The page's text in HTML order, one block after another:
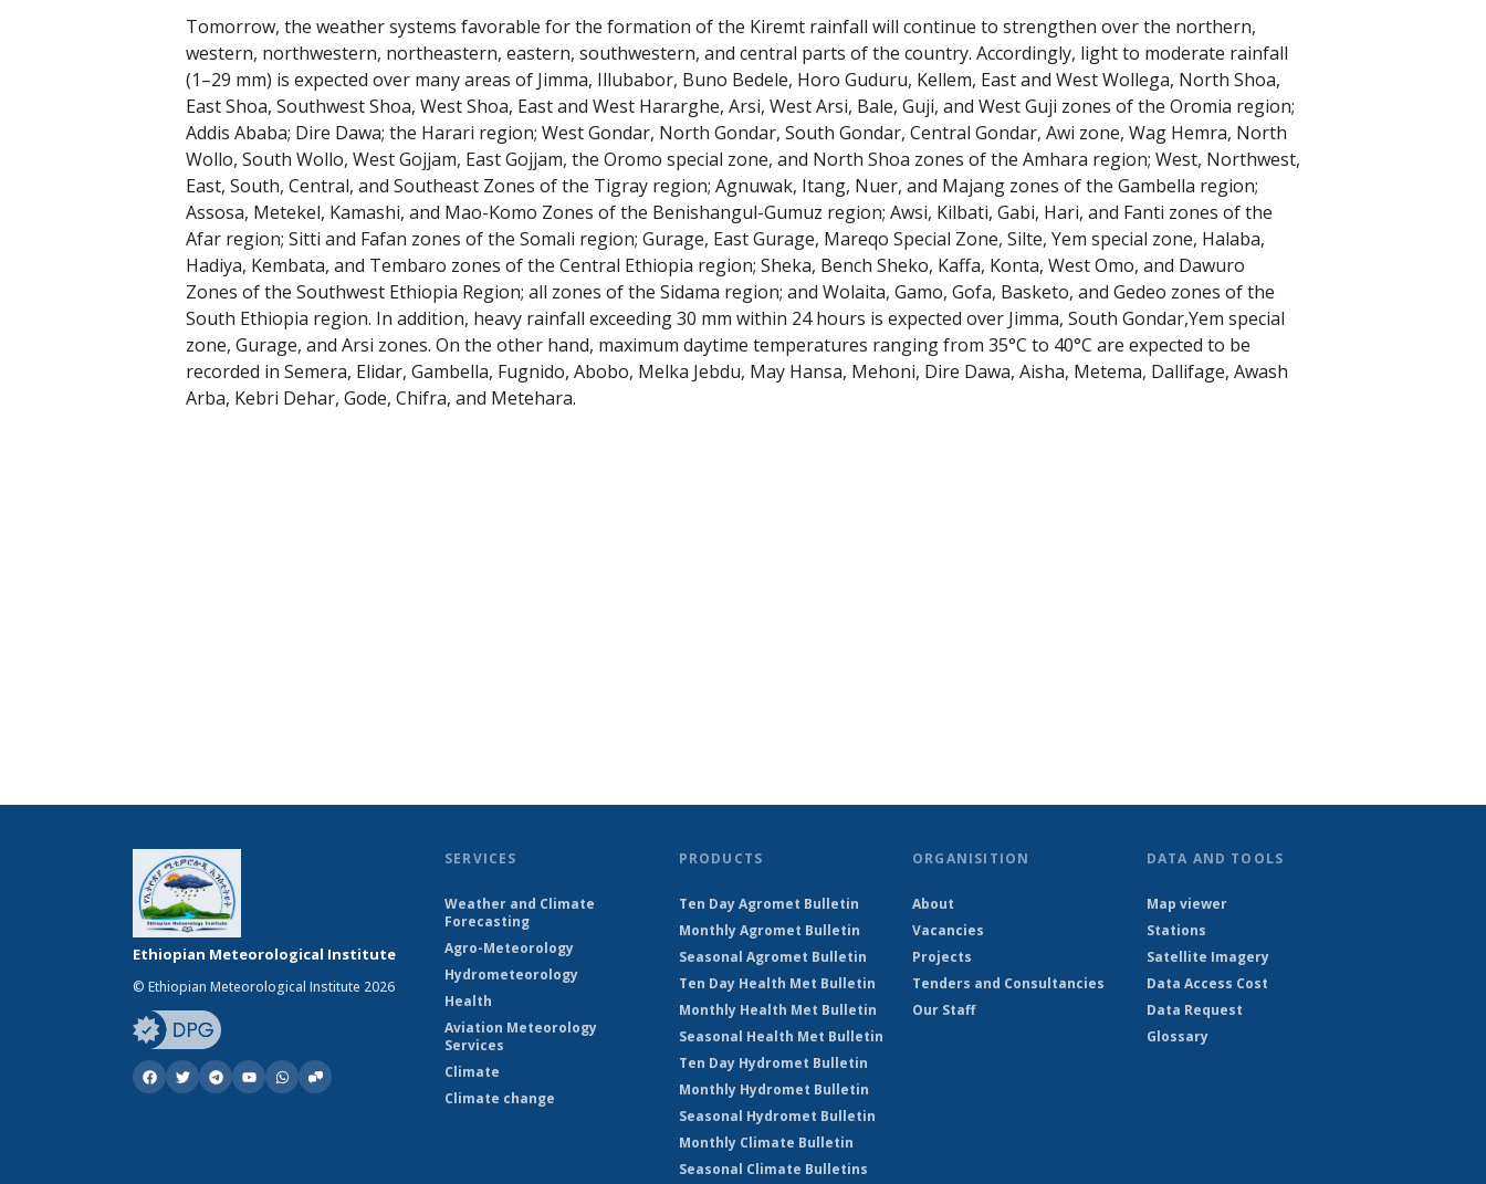
Tomorrow, the weather systems favorable for the formation of the Kiremt rainfall will continue to strengthen over the northern,
western, northwestern, northeastern, eastern, southwestern, and central parts of the country. Accordingly, light to moderate rainfall
(1–29 mm) is expected over many areas of Jimma, Illubabor, Buno Bedele, Horo Guduru, Kellem, East and West Wollega, North Shoa,
East Shoa, Southwest Shoa, West Shoa, East and West Hararghe, Arsi, West Arsi, Bale, Guji, and West Guji zones of the Oromia region;
Addis Ababa; Dire Dawa; the Harari region; West Gondar, North Gondar, South Gondar, Central Gondar, Awi zone, Wag Hemra, North
Wollo, South Wollo, West Gojjam, East Gojjam, the Oromo special zone, and North Shoa zones of the Amhara region; West, Northwest,
East, South, Central, and Southeast Zones of the Tigray region; Agnuwak, Itang, Nuer, and Majang zones of the Gambella region;
Assosa, Metekel, Kamashi, and Mao-Komo Zones of the Benishangul-Gumuz region; Awsi, Kilbati, Gabi, Hari, and Fanti zones of the
Afar region; Sitti and Fafan zones of the Somali region; Gurage, East Gurage, Mareqo Special Zone, Silte, Yem special zone, Halaba,
Hadiya, Kembata, and Tembaro zones of the Central Ethiopia region; Sheka, Bench Sheko, Kaffa, Konta, West Omo, and Dawuro
Zones of the Southwest Ethiopia Region; all zones of the Sidama region; and Wolaita, Gamo, Gofa, Basketo, and Gedeo zones of the
South Ethiopia region. In addition, heavy rainfall exceeding 30 mm within 24 hours is expected over Jimma, South Gondar,Yem special
zone, Gurage, and Arsi zones. On the other hand, maximum daytime temperatures ranging from 35°C to 40°C are expected to be
recorded in Semera, Elidar, Gambella, Fugnido, Abobo, Melka Jebdu, May Hansa, Mehoni, Dire Dawa, Aisha, Metema, Dallifage, Awash
Arba, Kebri Dehar, Gode, Chifra, and Metehara.
Ethiopian Meteorological Institute
© Ethiopian Meteorological Institute 2026
SERVICES
Weather and Climate
Forecasting
Agro-Meteorology
Hydrometeorology
Health
Aviation Meteorology
Services
Climate
Climate change
PRODUCTS
Ten Day Agromet Bulletin
Monthly Agromet Bulletin
Seasonal Agromet Bulletin
Ten Day Health Met Bulletin
Monthly Health Met Bulletin
Seasonal Health Met Bulletin
Ten Day Hydromet Bulletin
Monthly Hydromet Bulletin
Seasonal Hydromet Bulletin
Monthly Climate Bulletin
Seasonal Climate Bulletins
ORGANISITION
About
Vacancies
Projects
Tenders and Consultancies
Our Staff
DATA AND TOOLS
Map viewer
Stations
Satellite Imagery
Data Access Cost
Data Request
Glossary